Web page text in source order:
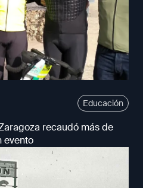
Educación
recaudó más de
evento